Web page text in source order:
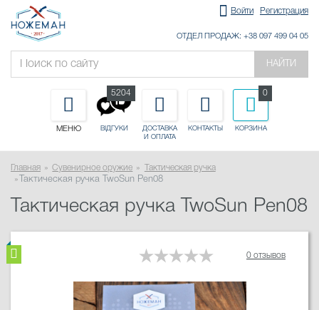
Войти Регистрация
ОТДЕЛ ПРОДАЖ: +38 097 499 04 05
НАЙТИ
МЕНЮ ВІДГУКИ
5204
ДОСТАВКА
И ОПЛАТА
КОНТАКТЫ КОРЗИНА
0
Главная Сувенирное оружие
Тактическая ручка
Тактическая ручка TwoSun Pen08
Тактическая ручка TwoSun Pen08
0 отзывов